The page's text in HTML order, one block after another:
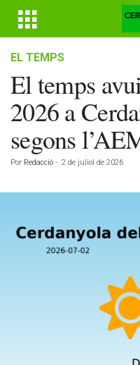
EL TEMPS
El temps
2026 a
segons
Por Redacció - 2 de juliol de 2026